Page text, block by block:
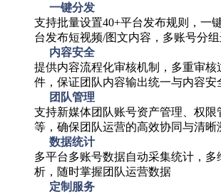
一键分发
支持批量设置40+平台发布规则，一
台发布短视频/图文内容，多账号分
内容安全
提供内容流程化审核机制，多重审核
件，保证团队内容输出统一与内容安
团队管理
支持新媒体团队账号资产管理、权限
等，确保团队运营的高效协同与清晰
数据统计
多平台多账号数据自动采集统计，多
析，随时掌握团队运营数据
定制服务